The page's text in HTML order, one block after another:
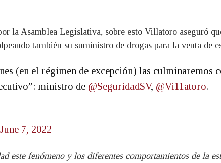
la Asamblea Legislativa, sobre esto Villatoro aseguró
también su suministro de drogas para la venta de
(en el régimen de excepción) las culminaremos
ministro de @SeguridadSV, @Vi11atoro.
June 7, 2022
este fenómeno y los diferentes comportamientos de la